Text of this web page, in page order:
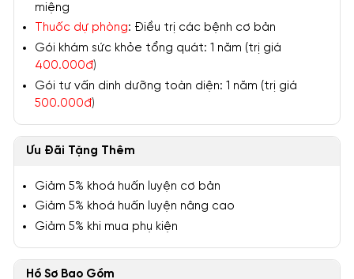
miệng
Thuốc dự phòng: Điều trị các bệnh cơ bản
Gói khám sức khỏe tổng quát: 1 năm (trị giá
400.000đ)
Gói tư vấn dinh dưỡng toàn diện: 1 năm (trị giá
500.000đ)
Ưu Đãi Tặng Thêm
Giảm 5% khoá huấn luyện cơ bản
Giảm 5% khoá huấn luyện nâng cao
Giảm 5% khi mua phụ kiện
Hồ Sơ Bao Gồm